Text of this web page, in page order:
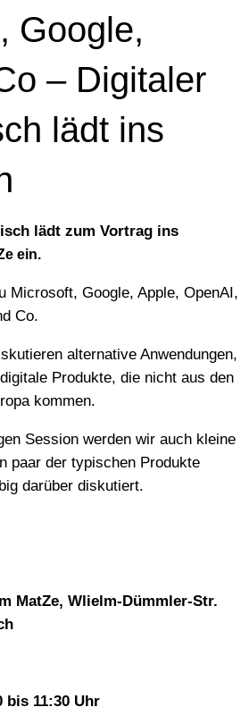
Google,
– Digitaler
lädt ins
lädt zum Vortrag ins
ein.
Microsoft, Google, Apple, OpenAI,
Co.
alternative Anwendungen,
Produkte, die nicht aus den
kommen.
Session werden wir auch kleine
paar der typischen Produkte
darüber diskutiert.
MatZe, Wlielm-Dümmler-Str.
bis 11:30 Uhr